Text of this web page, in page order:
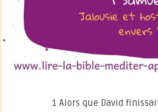
1 Alors que David